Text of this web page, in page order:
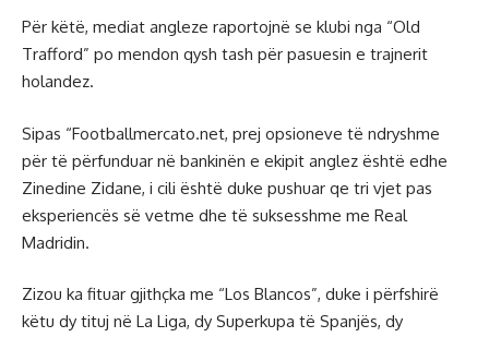
Për këtë, mediat angleze raportojnë se klubi nga “Old
Trafford” po mendon qysh tash për pasuesin e trajnerit
holandez.
Sipas “Footballmercato.net, prej opsioneve të ndryshme
për të përfunduar në bankinën e ekipit anglez është edhe
Zinedine Zidane, i cili është duke pushuar qe tri vjet pas
eksperiencës së vetme dhe të suksesshme me Real
Madridin.
Zizou ka fituar gjithçka me “Los Blancos”, duke i përfshirë
këtu dy tituj në La Liga, dy Superkupa të Spanjës, dy